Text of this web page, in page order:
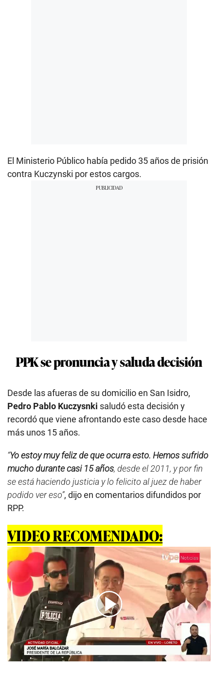
El Ministerio Público había pedido 35 años de prisión
contra Kuczynski por estos cargos.
PPK se pronuncia y saluda decisión
Desde las afueras de su domicilio en San Isidro,
Pedro Pablo Kuczysnki saludó esta decisión y
recordó que viene afrontando este caso desde hace
más unos 15 años.
“Yo estoy muy feliz de que ocurra esto. Hemos sufrido
mucho durante casi 15 años, desde el 2011, y por fin
se está haciendo justicia y lo felicito al juez de haber
podido ver eso”, dijo en comentarios difundidos por
RPP.
VIDEO RECOMENDADO:
00:00/05:26